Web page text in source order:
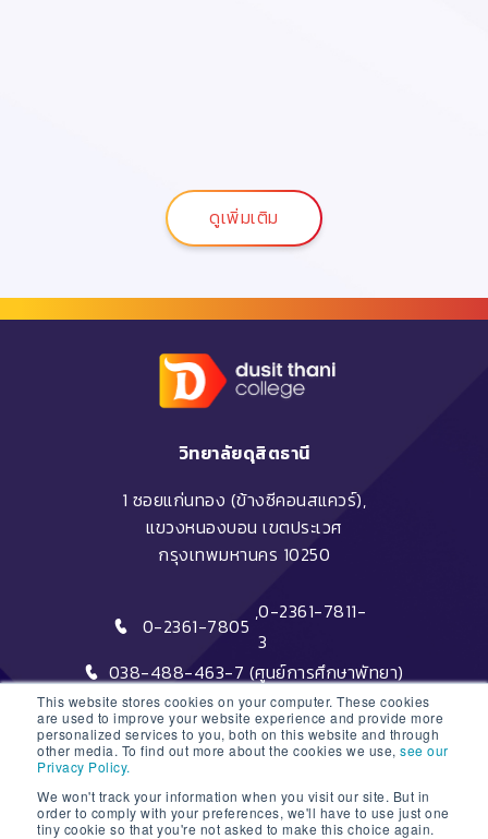
This website stores cookies on your computer. These cookies
are used to improve your website experience and provide more
personalized services to you, both on this website and through
other media. To find out more about the cookies we use, see our
Privacy Policy.
We won't track your information when you visit our site. But in
order to comply with your preferences, we'll have to use just one
tiny cookie so that you're not asked to make this choice again.
ดูเพิ่มเติม
วิทยาลัยดุสิตธานี
1 ซอยแก่นทอง (ข้างซีคอนสแควร์),
แขวงหนองบอน เขตประเวศ
กรุงเทพมหานคร 10250
0-2361-7805
,0-2361-7811-
3
038-488-463-7 (ศูนย์การศึกษาพัทยา)
DTC HOTLINE